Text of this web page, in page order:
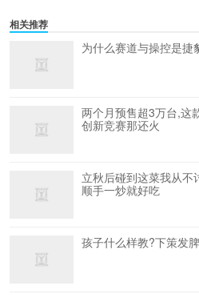
相关推荐
为什么赛道与操控是捷
两个月预售超3万台,这
创新竞赛那还火
立秋后碰到这菜我从不
顺手一炒就好吃
孩子什么样教?下策发